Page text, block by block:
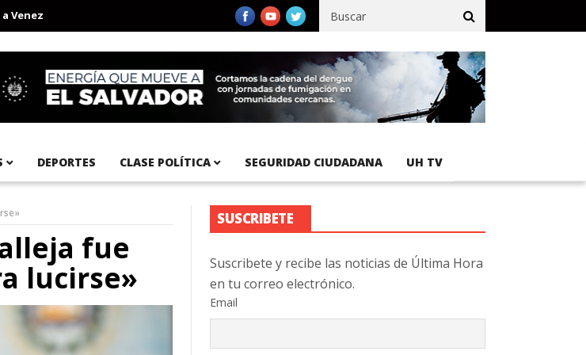
Aeropuerto Internacional del Pacífico registra 92 % de avance en obras de terracería
DEPORTES CLASE POLÍTICA SEGURIDAD CIUDADANA UH TV
fue
lucirse»
SUSCRIBETE
Suscribete y recibe las noticias de Última Hora
en tu correo electrónico.
Email